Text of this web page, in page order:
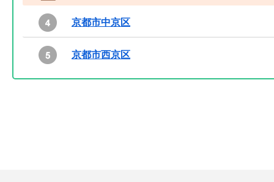
京都市中京区
京都市西京区